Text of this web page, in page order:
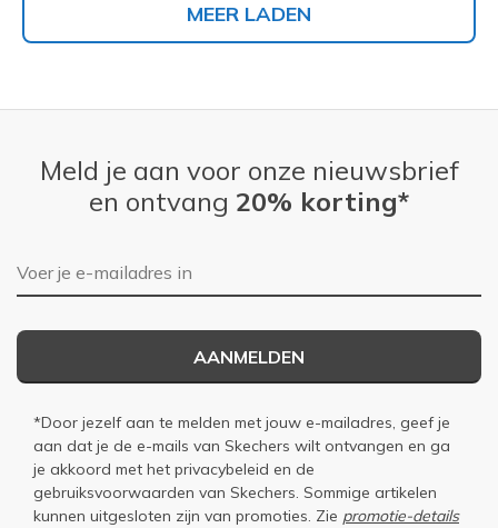
MEER LADEN
Meld je aan voor onze nieuwsbrief
en ontvang 20% korting*
E-mailadres
AANMELDEN
*Door jezelf aan te melden met jouw e-mailadres, geef je
aan dat je de e-mails van Skechers wilt ontvangen en ga
je akkoord met het privacybeleid en de
gebruiksvoorwaarden van Skechers. Sommige artikelen
kunnen uitgesloten zijn van promoties. Zie promotie-details